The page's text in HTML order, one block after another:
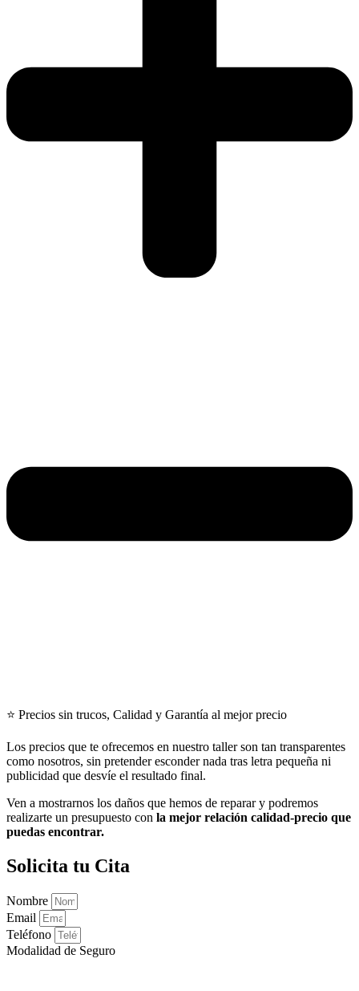
⭐ Precios sin trucos, Calidad y Garantía al mejor precio
Los precios que te ofrecemos en nuestro taller son tan transparentes
como nosotros, sin pretender esconder nada tras letra pequeña ni
publicidad que desvíe el resultado final.
Ven a mostrarnos los daños que hemos de reparar y podremos
realizarte un presupuesto con la mejor relación calidad-precio que
puedas encontrar.
Solicita tu Cita
Nombre
Email
Teléfono
Modalidad de Seguro